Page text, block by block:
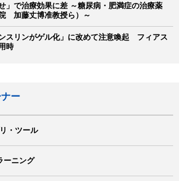
」で治療効果に差 ～糖尿病・肥満症の治療薬
院 加藤丈博准教授ら）～
スリンがゲル化」に改めて注意喚起 フィアス
時
ー
・ツール
ーニング